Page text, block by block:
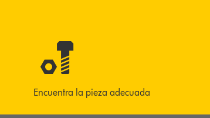
Encuentra la pieza adecuada